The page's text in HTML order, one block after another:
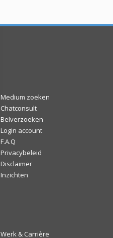
Medium zoeken
Chatconsult
Belverzoeken
Login account
F.A.Q
Privacybeleid
Disclaimer
Inzichten
Werk & Carrière